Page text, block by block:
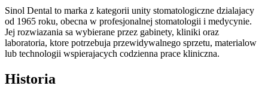
Sinol Dental to marka z kategorii unity stomatologiczne dzialajacy
od 1965 roku, obecna w profesjonalnej stomatologii i medycynie.
Jej rozwiazania sa wybierane przez gabinety, kliniki oraz
laboratoria, ktore potrzebuja przewidywalnego sprzetu, materialow
lub technologii wspierajacych codzienna prace kliniczna.
Historia